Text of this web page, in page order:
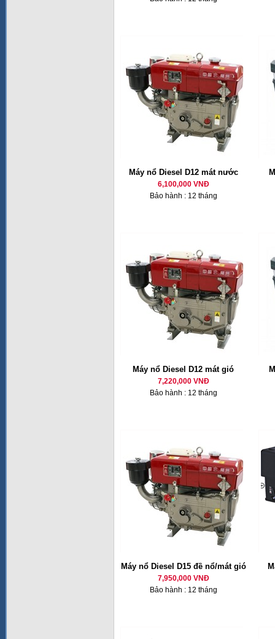
Máy nổ Diesel D12 mát nước
6,100,000 VNĐ
Bảo hành : 12 tháng
Máy nổ Diesel D12 mát gió
7,220,000 VNĐ
Bảo hành : 12 tháng
Máy nổ Diesel D15 đề nổ/mát gió
7,950,000 VNĐ
Bảo hành : 12 tháng